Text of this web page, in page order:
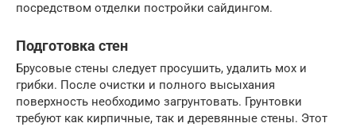
посредством отделки постройки сайдингом.
Подготовка стен
Брусовые стены следует просушить, удалить мох и
грибки. После очистки и полного высыхания
поверхность необходимо загрунтовать. Грунтовки
требуют как кирпичные, так и деревянные стены. Этот